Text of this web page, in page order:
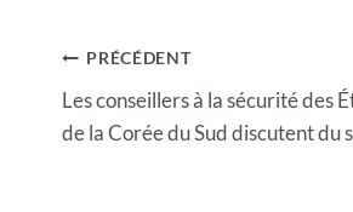
Navigation
de
l’article
PRÉCÉDENT
Les conseillers à la sécurité des
de la Corée du Sud discutent du